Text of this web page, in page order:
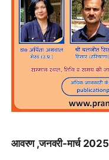
आवरण ,जनवरी-मार्च 2025